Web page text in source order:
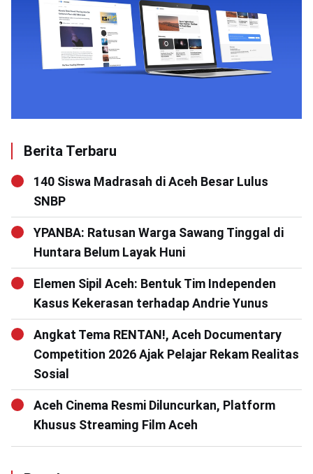
Berita Terbaru
140 Siswa Madrasah di Aceh Besar Lulus
SNBP
YPANBA: Ratusan Warga Sawang Tinggal di
Huntara Belum Layak Huni
Elemen Sipil Aceh: Bentuk Tim Independen
Kasus Kekerasan terhadap Andrie Yunus
Angkat Tema RENTAN!, Aceh Documentary
Competition 2026 Ajak Pelajar Rekam Realitas
Sosial
Aceh Cinema Resmi Diluncurkan, Platform
Khusus Streaming Film Aceh